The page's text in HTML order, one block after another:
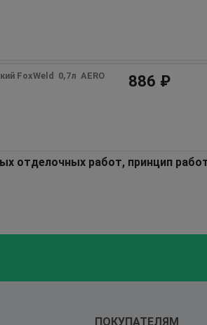
FoxWeld  0,7л  AERO
886 ₽
отделочных работ, принцип
ПОКУПАТЕЛЯМ